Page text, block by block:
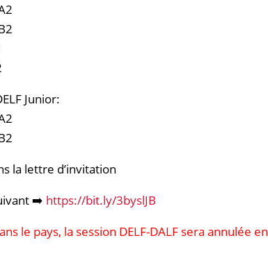
Junior:
la lettre d’invitation
➡️ https://bit.ly/3byslJB
le pays, la session DELF-DALF sera annulée en